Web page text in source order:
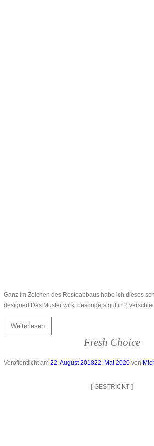
Ganz im Zeichen des Resteabbaus habe ich dieses
designed.Das Muster wirkt besonders gut in 2
Weiterlesen
Fresh Choice
Veröffentlicht am 22. August 201822. Mai 2020 von
[ GESTRICKT ]